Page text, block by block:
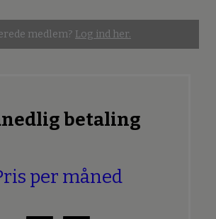
medlem? Log ind her.
betaling
per måned